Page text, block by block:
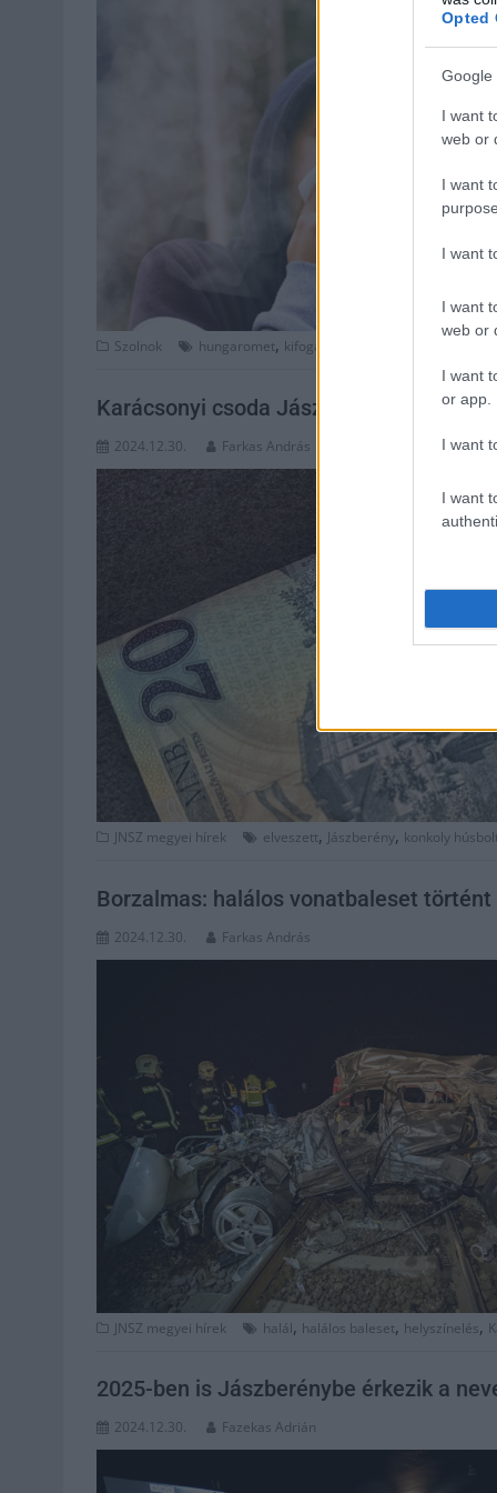
Opted
Google
I want
web or
I want
I want
I want
web or
I want
or app.
I want
I want
Szolnok hungaromet, kifogásolt
Karácsonyi csoda Jászberényben
2024.12.30. Farkas András
JNSZ megyei hírek elveszett, Jászberény, konkoly
Borzalmas: halálos vonatbaleset
2024.12.30. Farkas András
JNSZ megyei hírek halál, halálos baleset, helyszínelés,
2025-ben is Jászberénybe érkezik a
2024.12.30. Fazekas Adrián